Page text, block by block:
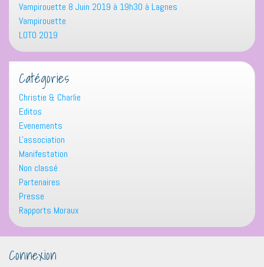
Vampirouette 8 Juin 2019 à 19h30 à Lagnes
Vampirouette
LOTO 2019
Catégories
Christie & Charlie
Editos
Evenements
L'association
Manifestation
Non classé
Partenaires
Presse
Rapports Moraux
Connexion